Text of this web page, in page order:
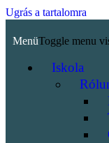
Ugrás a tartalomra
MenüToggle menu
Iskola